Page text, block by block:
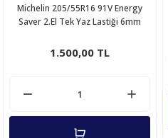
Michelin 205/55R16 91V Energy
Saver 2.El Tek Yaz Lastiği 6mm
1.500,00 TL